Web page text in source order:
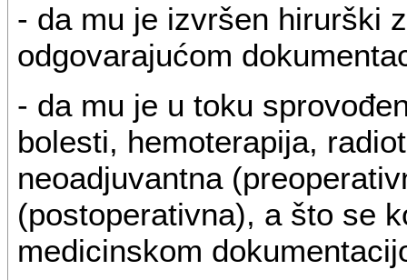
- da mu je izvršen hirurški
odgovarajućom
- da mu je u toku
bolesti, hemoterapija,
neoadjuvantna
(postoperativna), a što se
medicinskom